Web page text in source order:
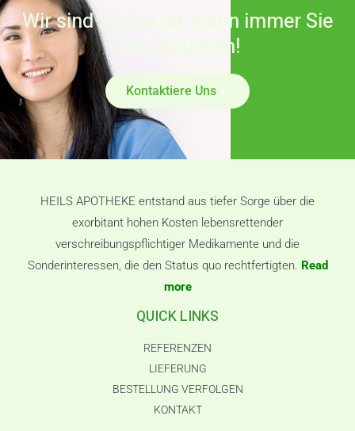
Wir sind für Sie da, wann immer Sie
uns brauchen!
Kontaktiere Uns
HEILS APOTHEKE entstand aus tiefer Sorge über die
exorbitant hohen Kosten lebensrettender
verschreibungspflichtiger Medikamente und die
Sonderinteressen, die den Status quo rechtfertigten. Read
more
QUICK LINKS
REFERENZEN
LIEFERUNG
BESTELLUNG VERFOLGEN
KONTAKT